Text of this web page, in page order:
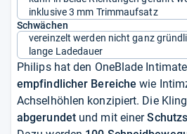
inklusive 3 mm Trimmaufsatz
Schwächen
vereinzelt werden nicht ganz
lange Ladedauer
Philips hat den OneBlade
empfindlicher Bereiche wie
Achselhöhlen konzipiert. Die
abgerundetund mit einer